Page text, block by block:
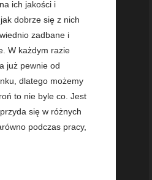
ich jakości i
dobrze się z nich
zadbane i
W każdym razie
już pewnie od
dlatego możemy
to nie byle co. Jest
się w różnych
podczas pracy,